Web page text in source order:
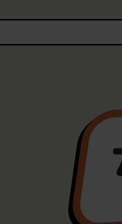
T'es un vrai
Connecte-toipour POUTZ ta
Trouve une POUTZ sur la
Palmarès des meilleures